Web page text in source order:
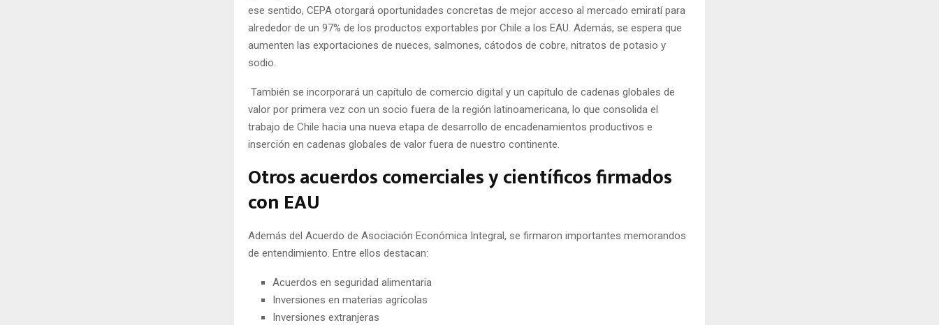
ese sentido, CEPA otorgará oportunidades concretas de mejor acceso al mercado emiratí para
alrededor de un 97% de los productos exportables por Chile a los EAU. Además, se espera que
aumenten las exportaciones de nueces, salmones, cátodos de cobre, nitratos de potasio y
sodio.
También se incorporará un capítulo de comercio digital y un capítulo de cadenas globales de
valor por primera vez con un socio fuera de la región latinoamericana, lo que consolida el
trabajo de Chile hacia una nueva etapa de desarrollo de encadenamientos productivos e
inserción en cadenas globales de valor fuera de nuestro continente.
Otros acuerdos comerciales y científicos firmados
con EAU
Además del Acuerdo de Asociación Económica Integral, se firmaron importantes memorandos
de entendimiento. Entre ellos destacan:
Acuerdos en seguridad alimentaria
Inversiones en materias agrícolas
Inversiones extranjeras